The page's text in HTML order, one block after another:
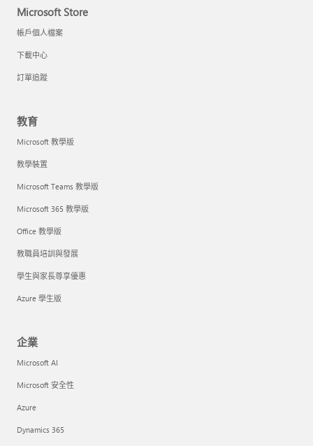
Microsoft Store
帳戶個人檔案
下載中心
訂單追蹤
教育
Microsoft 教學版
教學裝置
Microsoft Teams 教學版
Microsoft 365 教學版
Office 教學版
教職員培訓與發展
學生與家長尊享優惠
Azure 學生版
企業
Microsoft AI
Microsoft 安全性
Azure
Dynamics 365